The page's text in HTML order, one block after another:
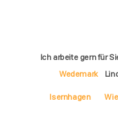
Ich arbeite gern für
Wedemark
Isernhagen